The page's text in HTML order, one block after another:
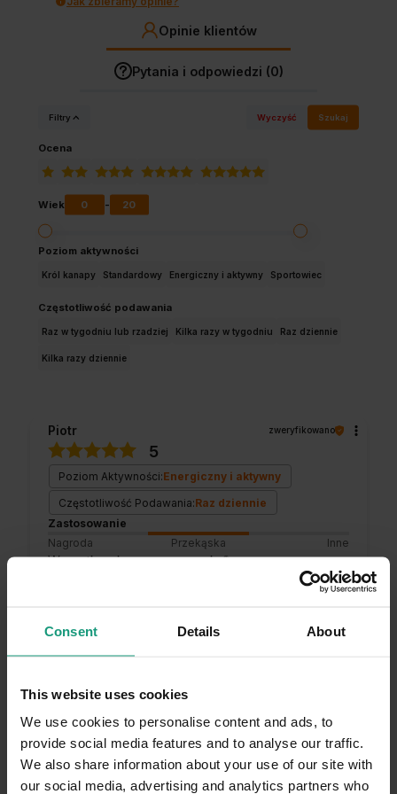
Consent Details About
This website uses cookies
We use cookies to personalise content and ads, to
provide social media features and to analyse our traffic.
We also share information about your use of our site with
our social media, advertising and analytics partners who
Opinie klientów
Pytania i odpowiedzi (0)
Filtry Wyczyść Szukaj
Ocena
Wiek 0 - 20
Poziom aktywności
Król kanapy Standardowy Energiczny i aktywny Sportowiec
Częstotliwość podawania
Raz w tygodniu lub rzadziej Kilka razy w tygodniu Raz dziennie
Kilka razy dziennie
Komentarz sklepu
Dziękujemy i pozdrawiamy serdecznie!
Piotr zweryfikowano
5
Poziom Aktywności:Energiczny i aktywny
Częstotliwość Podawania:Raz dziennie
Zastosowanie
Nagroda
Przekąska Inne
Wszystko ok super smaczek 💪🔥
MR. BANDIT
0
Robert zweryfikowano
5